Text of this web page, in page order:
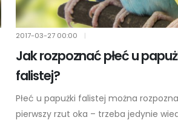
2017-03-27 00:00 |
Jak rozpoznać płeć u
falistej?
Płeć u papużki falistej można
pierwszy rzut oka – trzeba jedynie